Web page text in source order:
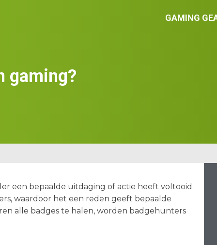
GAMING
gaming?
een bepaalde uitdaging of actie heeft voltooid.
waardoor het een reden geeft bepaalde
alle badges te halen, worden badgehunters